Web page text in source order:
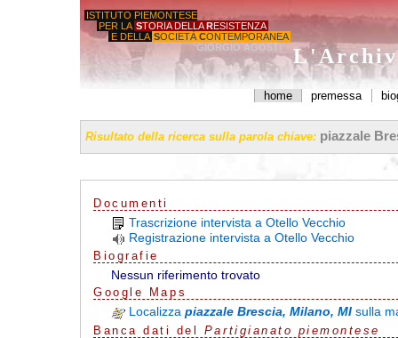
ISTITUTO PIEMONTESE
PER LA STORIA DELLA RESISTENZA
E DELLA SOCIETÀ CONTEMPORANEA
'GIORGIO AGOSTI'
home premessa
Risultato della ricerca sulla parola chiave: piazzale
Documenti
Trascrizione intervista a Otello Vecchio
Registrazione intervista a Otello Vecchio
Biografie
Nessun riferimento trovato
G oo g e Maps
Localizzapiazzale Brescia, Milano, MIsulla
Banca dati del Partigianato piemontese